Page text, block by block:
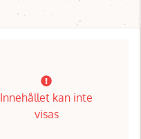
Innehållet kan inte
visas